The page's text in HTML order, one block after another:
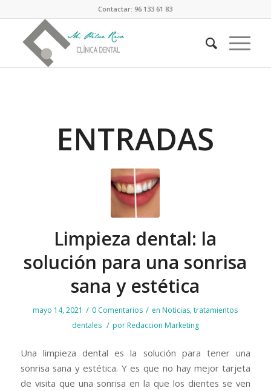
Contactar: 96 133 61 83
ENTRADAS
Limpieza dental: la
solución para una sonrisa
sana y estética
mayo 14, 2021 / 0 Comentarios / en Noticias,tratamientos
dentales / por Redaccion Marketing
Una limpieza dental es la solución para tener una
sonrisa sana y estética. Y es que no hay mejor tarjeta
de visita que una sonrisa en la que los dientes se ven